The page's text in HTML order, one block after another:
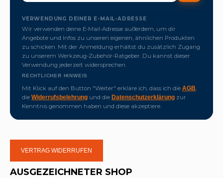
VERWENDUNG DEINER E-MAIL-ADRESSE
Wir verwenden deine E-Mail-Adresse außerdem, um dir
Angebote und Infos zu unseren eigenen, ähnlichen Produkten
zu schicken. Mit der Anmeldung erhältst du zusätzlich Zugang
zu unserem Werkzeug-Zubehör-Ratgeber. Du kannst dieser
Verwendung jederzeit widersprechen.
RECHTLICHER HINWEIS
Mit Klick auf den Button "Weiter" erkläre ich, dass ich die AGB
die Widerrufsbelehrung und die Datenschutzerklärung zur
Kenntnis genommen haben und diese akzeptiere.
VERTRAG WIDERRUFEN
AUSGEZEICHNETER SHOP